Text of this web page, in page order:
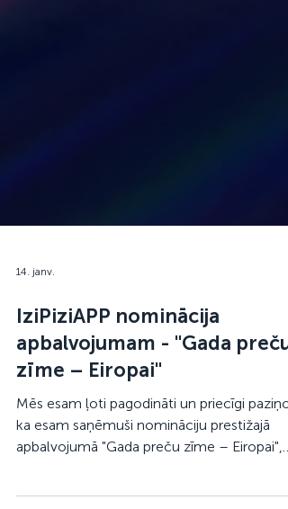
14. janv.
IziPiziAPP nominācija
apbalvojumam - "Gada preču
zīme – Eiropai"
ka esam saņēmuši nomināciju prestižajā